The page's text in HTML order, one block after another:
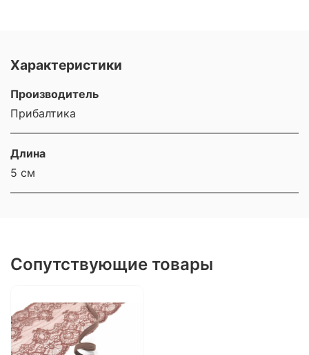
Характеристики
Производитель
Прибалтика
Длина
5 см
Сопутствующие товары